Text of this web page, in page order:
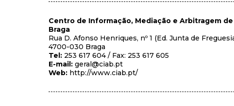
Centro de Informação, Mediação e Arbitragem
Braga
Rua D. Afonso Henriques, nº 1 (Ed. Junta de
4700-030 Braga
Tel: 253 617 604 / Fax: 253 617 605
E-mail: geral@ciab.pt
Web: http://www.ciab.pt/